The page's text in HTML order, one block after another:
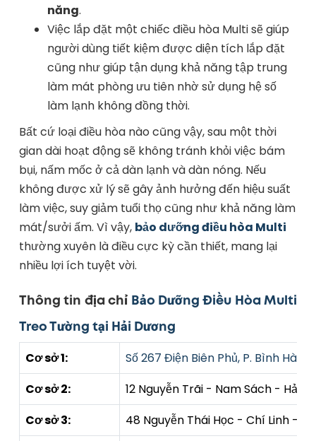
năng.
Việc lắp đặt một chiếc điều hòa Multi sẽ giúp
người dùng tiết kiệm được diện tích lắp đặt
cũng như giúp tận dụng khả năng tập trung
làm mát phòng ưu tiên nhờ sử dụng hệ số
làm lạnh không đồng thời.
Bất cứ loại điều hòa nào cũng vậy, sau một thời
gian dài hoạt động sẽ không tránh khỏi việc bám
bụi, nấm mốc ở cả dàn lạnh và dàn nóng. Nếu
không được xử lý sẽ gây ảnh hưởng đến hiệu suất
làm việc, suy giảm tuổi thọ cũng như khả năng làm
mát/sưởi ấm. Vì vậy, bảo dưỡng điều hòa Multi
thường xuyên là điều cực kỳ cần thiết, mang lại
nhiều lợi ích tuyệt vời.
Thông tin địa chỉ Bảo Dưỡng Điều Hòa Multi
Treo Tường tại Hải Dương
Cơ sở 1:
Số 267 Điện Biên Phủ, P. Bình Hàn,
Cơ sở 2:
12 Nguyễn Trãi - Nam Sách - Hải
Cơ sở 3:
48 Nguyễn Thái Học - Chí Linh -